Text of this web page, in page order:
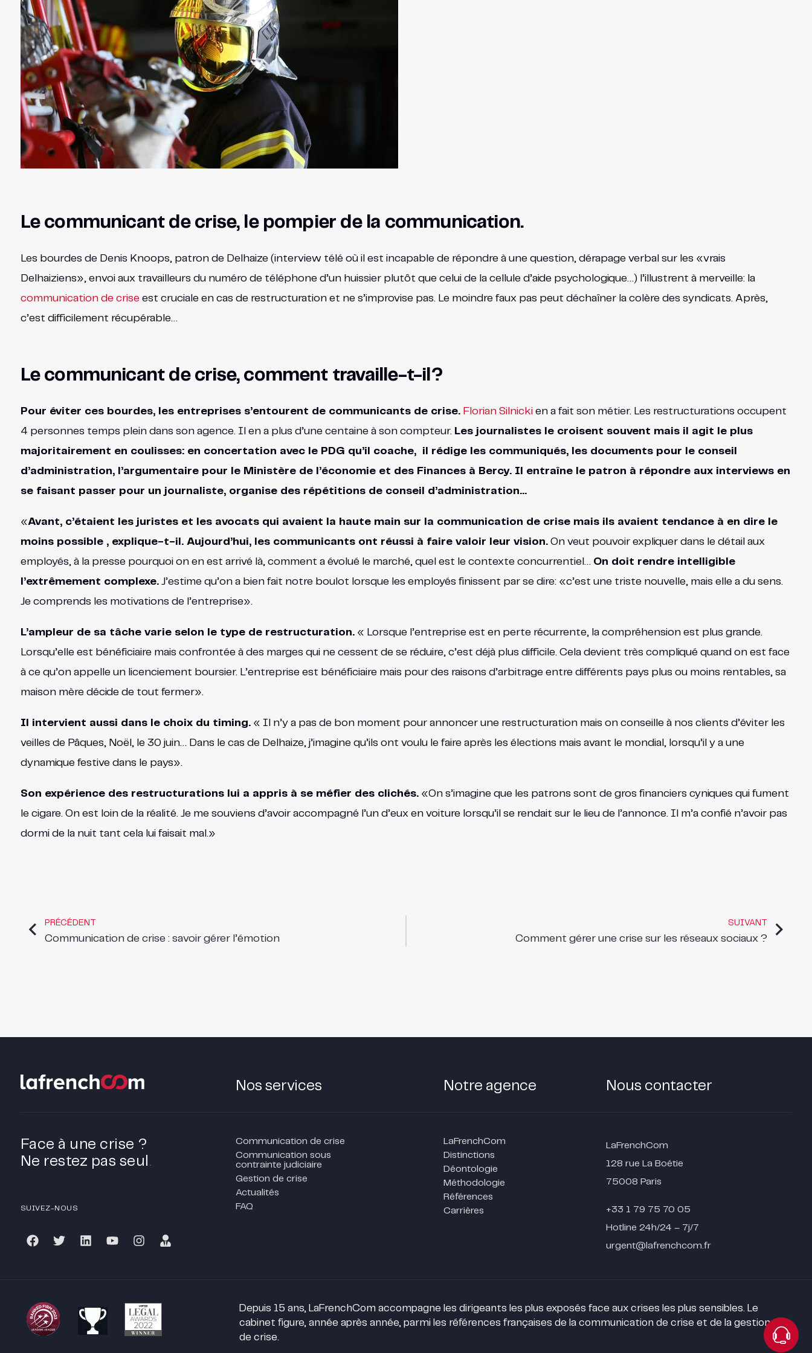
Le communicant de crise, le pompier de la communication.
Les bourdes de Denis Knoops, patron de Delhaize (interview télé où il est incapable de répondre à une question, dérapage verbal sur les «vrais
Delhaiziens», envoi aux travailleurs du numéro de téléphone d’un huissier plutôt que celui de la cellule d’aide psychologique…) l’illustrent à merveille: la
communication de criseest cruciale en cas de restructuration et ne s’improvise pas. Le moindre faux pas peut déchaîner la colère des syndicats. Après,
c’est difficilement récupérable…
Le communicant de crise, comment travaille-t-il?
Pour éviter ces bourdes, les entreprises s’entourent de communicants de crise. Florian Silnickien a fait son métier. Les restructurations occupent
4 personnes temps plein dans son agence. Il en a plus d’une centaine à son compteur. Les journalistes le croisent souvent mais il agit le plus
majoritairement en coulisses: en concertation avec le PDG qu’il coache, il rédige les communiqués, les documents pour le conseil
d’administration, l’argumentaire pour le Ministère de l’économie et des Finances à Bercy. Il entraîne le patron à répondre aux interviews en
se faisant passer pour un journaliste, organise des répétitions de conseil d’administration…
«Avant, c’étaient les juristes et les avocats qui avaient la haute main sur la communication de crise mais ils avaient tendance à en dire le
moins possible , explique-t-il. Aujourd’hui, les communicants ont réussi à faire valoir leur vision.On veut pouvoir expliquer dans le détail aux
employés, à la presse pourquoi on en est arrivé là, comment a évolué le marché, quel est le contexte concurrentiel… On doit rendre intelligible
l’extrêmement complexe.J’estime qu’on a bien fait notre boulot lorsque les employés finissent par se dire: «c’est une triste nouvelle, mais elle a du sens.
Je comprends les motivations de l’entreprise».
L’ampleur de sa tâche varie selon le type de restructuration.« Lorsque l’entreprise est en perte récurrente, la compréhension est plus grande.
Lorsqu’elle est bénéficiaire mais confrontée à des marges qui ne cessent de se réduire, c’est déjà plus difficile. Cela devient très compliqué quand on est face
à ce qu’on appelle un licenciement boursier. L’entreprise est bénéficiaire mais pour des raisons d’arbitrage entre différents pays plus ou moins rentables, sa
maison mère décide de tout fermer».
Il intervient aussi dans le choix du timing.« Il n’y a pas de bon moment pour annoncer une restructuration mais on conseille à nos clients d’éviter les
veilles de Pâques, Noël, le 30 juin… Dans le cas de Delhaize, j’imagine qu’ils ont voulu le faire après les élections mais avant le mondial, lorsqu’il y a une
dynamique festive dans le pays».
Son expérience des restructurations lui a appris à se méfier des clichés.«On s’imagine que les patrons sont de gros financiers cyniques qui fument
le cigare. On est loin de la réalité. Je me souviens d’avoir accompagné l’un d’eux en voiture lorsqu’il se rendait sur le lieu de l’annonce. Il m’a confié n’avoir pas
dormi de la nuit tant cela lui faisait mal.»
PRÉCÉDENT
Communication de crise : savoir gérer l’émotion
SUIVANT
Comment gérer une crise sur les réseaux sociaux ?
Face à une crise ?
Ne restez pas seul .
SUIVEZ-NOUS
Nos services
Communication de crise
Communication sous
contrainte judiciaire
Gestion de crise
Actualités
FAQ
Notre agence
LaFrenchCom
Distinctions
Déontologie
Méthodologie
Références
Carrières
Nous contacter
LaFrenchCom
128 rue La Boétie
75008 Paris
+33 1 79 75 70 05
Hotline 24h/24 – 7j/7
urgent@lafrenchcom.fr
Depuis 15 ans, LaFrenchCom accompagne les dirigeants les plus exposés face aux crises les plus sensibles. Le
cabinet figure, année après année, parmi les références françaises de la communication de crise et de la gestion
de crise.